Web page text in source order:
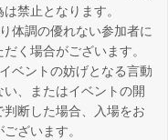
禁止となります。
体調の優れない参加者に
く場合がございます。
ベントの妨げとなる言動
、またはイベントの開
断した場合、入場をお
ざいます。